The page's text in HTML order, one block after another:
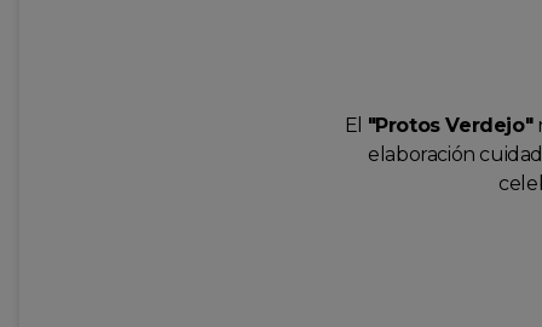
El "Protos Verdejo"
elaboración